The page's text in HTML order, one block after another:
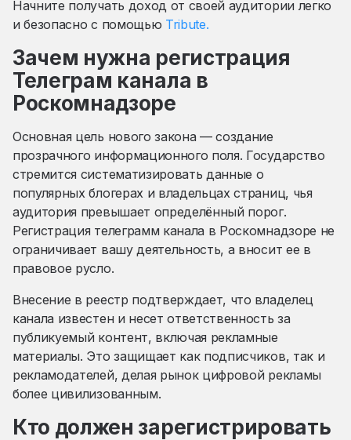
Начните получать доход от своей аудитории легко
и безопасно с помощью Tribute.
Зачем нужна регистрация
Телеграм канала в
Роскомнадзоре
Основная цель нового закона — создание
прозрачного информационного поля. Государство
стремится систематизировать данные о
популярных блогерах и владельцах страниц, чья
аудитория превышает определённый порог.
Регистрация телеграмм канала в Роскомнадзоре не
ограничивает вашу деятельность, а вносит ее в
правовое русло.
Внесение в реестр подтверждает, что владелец
канала известен и несет ответственность за
публикуемый контент, включая рекламные
материалы. Это защищает как подписчиков, так и
рекламодателей, делая рынок цифровой рекламы
более цивилизованным.
Кто должен зарегистрировать